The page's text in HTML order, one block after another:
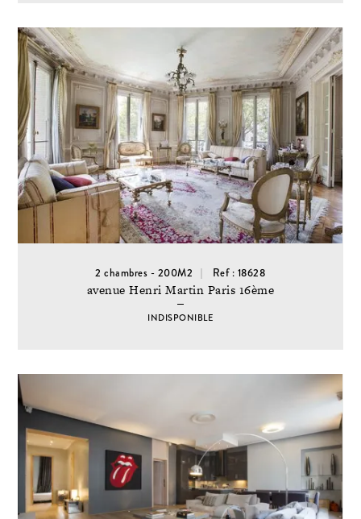
2 chambres - 200M2 Ref : 18628
avenue Henri Martin Paris 16ème
INDISPONIBLE